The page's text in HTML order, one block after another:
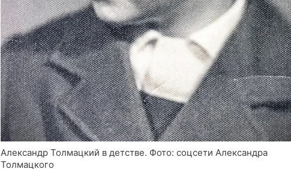
Александр Толмацкий в детстве. Фото: соцсети Александра
Толмацкого